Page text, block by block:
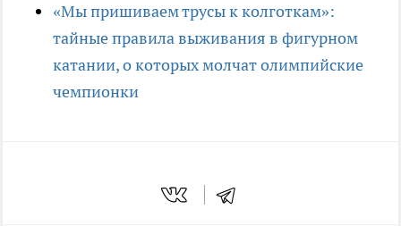
«Мы пришиваем трусы к колготкам»:
тайные правила выживания в фигурном
катании, о которых молчат олимпийские
чемпионки